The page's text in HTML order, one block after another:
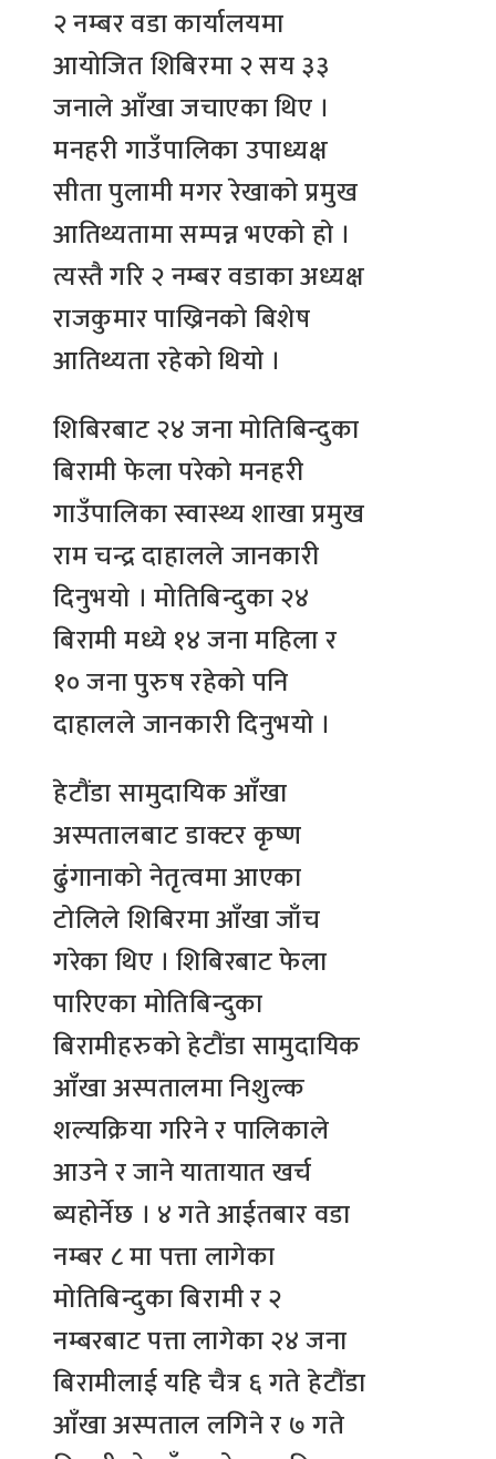
२ नम्बर वडा कार्यालयमा
आयोजित शिबिरमा २ सय ३३
जनाले आँखा जचाएका थिए ।
मनहरी गाउँपालिका उपाध्यक्ष
सीता पुलामी मगर रेखाको प्रमुख
आतिथ्यतामा सम्पन्न भएको हो ।
त्यस्तै गरि २ नम्बर वडाका अध्यक्ष
राजकुमार पाख्रिनको बिशेष
आतिथ्यता रहेको थियो ।
शिबिरबाट २४ जना मोतिबिन्दुका
बिरामी फेला परेको मनहरी
गाउँपालिका स्वास्थ्य शाखा प्रमुख
राम चन्द्र दाहालले जानकारी
दिनुभयो । मोतिबिन्दुका २४
बिरामी मध्ये १४ जना महिला र
१० जना पुरुष रहेको पनि
दाहालले जानकारी दिनुभयो ।
हेटौंडा सामुदायिक आँखा
अस्पतालबाट डाक्टर कृष्ण
ढुंगानाको नेतृत्वमा आएका
टोलिले शिबिरमा आँखा जाँच
गरेका थिए । शिबिरबाट फेला
पारिएका मोतिबिन्दुका
बिरामीहरुको हेटौंडा सामुदायिक
आँखा अस्पतालमा निशुल्क
शल्यक्रिया गरिने र पालिकाले
आउने र जाने यातायात खर्च
ब्यहोर्नेछ । ४ गते आईतबार वडा
नम्बर ८ मा पत्ता लागेका
मोतिबिन्दुका बिरामी र २
नम्बरबाट पत्ता लागेका २४ जना
बिरामीलाई यहि चैत्र ६ गते हेटौंडा
आँखा अस्पताल लगिने र ७ गते